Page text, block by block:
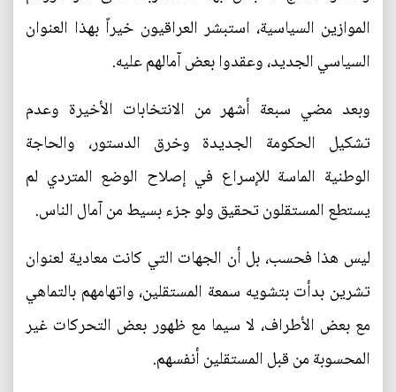
الموازين السياسية، استبشر العراقيون خيراً بهذا العنوان
السياسي الجديد، وعقدوا بعض آمالهم عليه.
وبعد مضي سبعة أشهر من الانتخابات الأخيرة وعدم
تشكيل الحكومة الجديدة وخرق الدستور، والحاجة
الوطنية الماسة للإسراع في إصلاح الوضع المتردي لم
يستطع المستقلون تحقيق ولو جزء بسيط من آمال الناس.
ليس هذا فحسب، بل أن الجهات التي كانت معادية لعنوان
تشرين بدأت بتشويه سمعة المستقلين، واتهامهم بالتماهي
مع بعض الأطراف، لا سيما مع ظهور بعض التحركات غير
المحسوبة من قبل المستقلين أنفسهم.